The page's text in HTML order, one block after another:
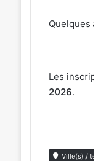
Quelques
Les
2026.
Ville(s) /